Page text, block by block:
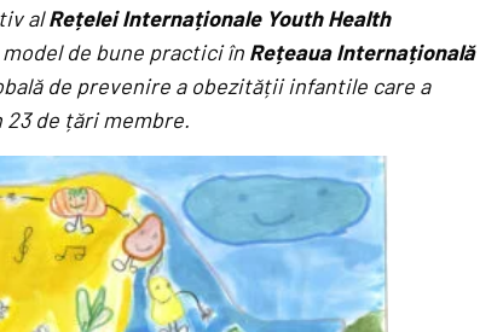
alRețelei Internaționale Youth Health
de bune practici în Rețeaua Internațională
de prevenire a obezității infantile care a
de țări membre.